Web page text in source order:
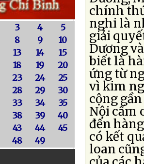
3 4
5
8 9
10
13 14
15
18 19
20
23 24
25
28 29
30
33 34
35
38 39
40
43 44
45
48 49
chính
nghi là
giải
Dương
biết là
ứng từ
vì kim
cộng
Nội cấm
đến
có kết
loan